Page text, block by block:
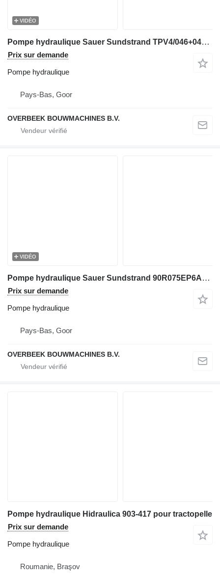
VIDÉO
Pompe hydraulique Sauer Sundstrand TPV4/046+046-R4Z - Drive pump pour matériel de TP
Prix sur demande
Pompe hydraulique
Pays-Bas, Goor
OVERBEEK BOUWMACHINES B.V.
VIDÉO
Pompe hydraulique Sauer Sundstrand 90R075EP6AE60 - Drive pump pour matériel de TP
Prix sur demande
Pompe hydraulique
Pays-Bas, Goor
OVERBEEK BOUWMACHINES B.V.
Pompe hydraulique Hidraulica 903-417 pour tractopelle
Prix sur demande
Pompe hydraulique
Roumanie, Braşov